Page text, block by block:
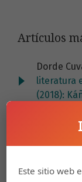
Artículos
Dorde
literatura
(2018):
Dorde
en el
(2016):
Dorde
Este sitio web